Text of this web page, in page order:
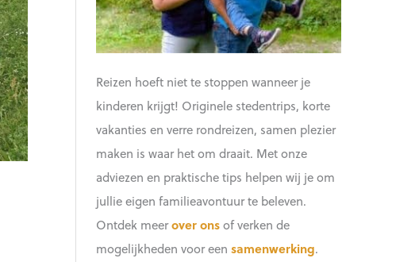
Reizen hoeft niet te stoppen wanneer je
kinderen krijgt! Originele stedentrips, korte
vakanties en verre rondreizen, samen plezier
maken is waar het om draait. Met onze
adviezen en praktische tips helpen wij je om
jullie eigen familieavontuur te beleven.
Ontdek meerover onsof verken de
mogelijkheden voor een samenwerking.